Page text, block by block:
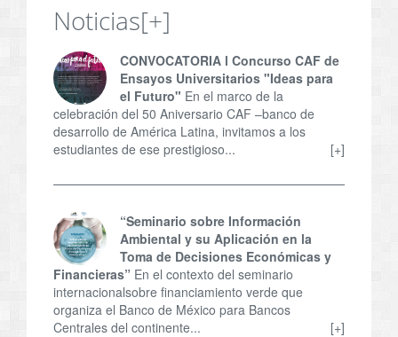
Noticias[+]
CONVOCATORIA l Concurso CAF de
Ensayos Universitarios "Ideas para
el Futuro" En el marco de la
celebración del 50 Aniversario CAF –banco de
desarrollo de América Latina, invitamos a los
estudiantes de ese prestigioso...
[+]
“Seminario sobre Información
Ambiental y su Aplicación en la
Toma de Decisiones Económicas y
Financieras” En el contexto del seminario
internacionalsobre financiamiento verde que
organiza el Banco de México para Bancos
Centrales del continente...
[+]